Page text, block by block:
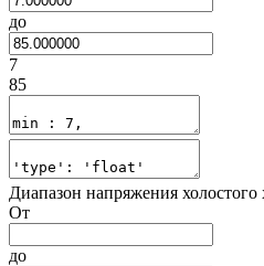
до
7
85
Диапазон напряжения холостого
От
до